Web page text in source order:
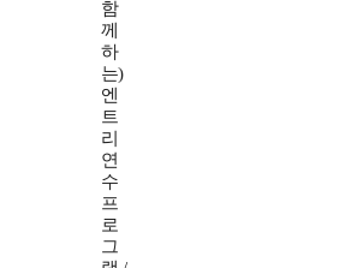
함
께
하
는)
엔
트
리
연
수
프
로
그